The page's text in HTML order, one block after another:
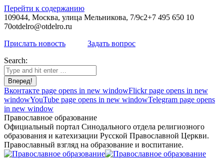
Перейти к содержанию
109044, Москва, улица Мельникова, 7/9с2+7 495 650 10
70otdelro@otdelro.ru
Прислать новость
Задать вопрос
Search:
Вконтакте page opens in new windowFlickr page opens in new
windowYouTube page opens in new windowTelegram page opens
in new window
Православное образование
Официальный портал Синодального отдела религиозного
образования и катехизации Русской Православной Церкви.
Православный взгляд на образование и воспитание.